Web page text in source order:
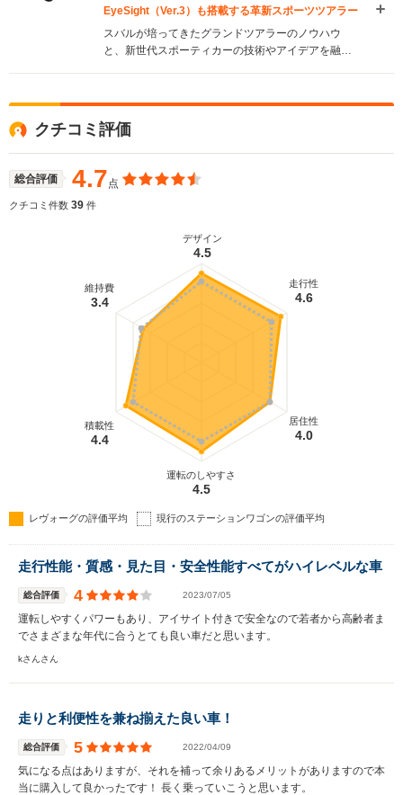
EyeSight（Ver.3）も搭載する革新スポーツツアラー
スバルが培ってきたグランドツアラーのノウハウ
と、新世代スポーティカーの技術やアイデアを融合
られている。大きくなり過ぎた兄貴分のレガシィツ
ーリングワゴンよりもコンパクトなサイズながら、
荷室容量は逆に拡大されるなど、高いユーティリテ
ィ性能が与えられている。また、スバル独自の運転
支援システム、EyeSight（Ver.3）を初搭載するなど
安全性も配慮された。エンジンは1.6Lと2Lの2種類
発揮しながら高い環境性能を実現している
クチコミ評価
総合評価 4.7点
クチコミ件数 39 件
デザイン
4.5
走行性
4.6
居住性
4.0
運転のしやすさ
4.5
積載性
4.4
維持費
3.4
レヴォーグの評価平均 現行のステーションワゴンの評価平均
走行性能・質感・見た目・安全性能すべてがハイレベルな車
総合評価 4 2023/07/05
運転しやすくパワーもあり、アイサイト付きで安全なので若者から高齢者ま
でさまざまな年代に合うとても良い車だと思います。
kさんさん
走りと利便性を兼ね揃えた良い車！
総合評価 5 2022/04/09
気になる点はありますが、それを補って余りあるメリットがありますので本
当に購入して良かったです！ 長く乗っていこうと思います。